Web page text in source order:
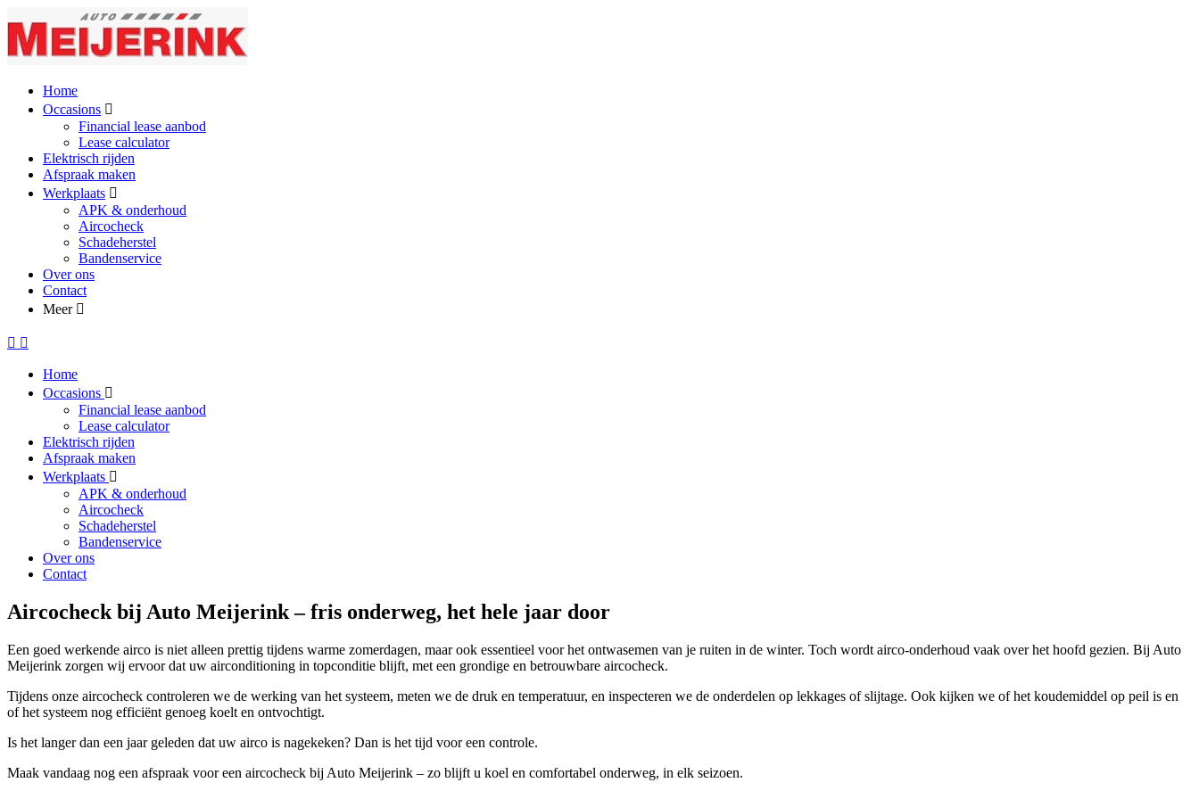
Home
Occasions
Financial lease aanbod
Lease calculator
Elektrisch rijden
Afspraak maken
Werkplaats
APK & onderhoud
Aircocheck
Schadeherstel
Bandenservice
Over ons
Contact
Meer
Home
Occasions
Financial lease aanbod
Lease calculator
Elektrisch rijden
Afspraak maken
Werkplaats
APK & onderhoud
Aircocheck
Schadeherstel
Bandenservice
Over ons
Contact
Aircocheck bij Auto Meijerink – fris onderweg, het hele jaar door
Een goed werkende airco is niet alleen prettig tijdens warme zomerdagen, maar ook essentieel voor het ontwasemen van je ruiten in de winter. Toch wordt airco-onderhoud vaak over het hoofd gezien. Bij Auto
Meijerink zorgen wij ervoor dat uw airconditioning in topconditie blijft, met een grondige en betrouwbare aircocheck.
Tijdens onze aircocheck controleren we de werking van het systeem, meten we de druk en temperatuur, en inspecteren we de onderdelen op lekkages of slijtage. Ook kijken we of het koudemiddel op peil is en
of het systeem nog efficiënt genoeg koelt en ontvochtigt.
Is het langer dan een jaar geleden dat uw airco is nagekeken? Dan is het tijd voor een controle.
Maak vandaag nog een afspraak voor een aircocheck bij Auto Meijerink – zo blijft u koel en comfortabel onderweg, in elk seizoen.